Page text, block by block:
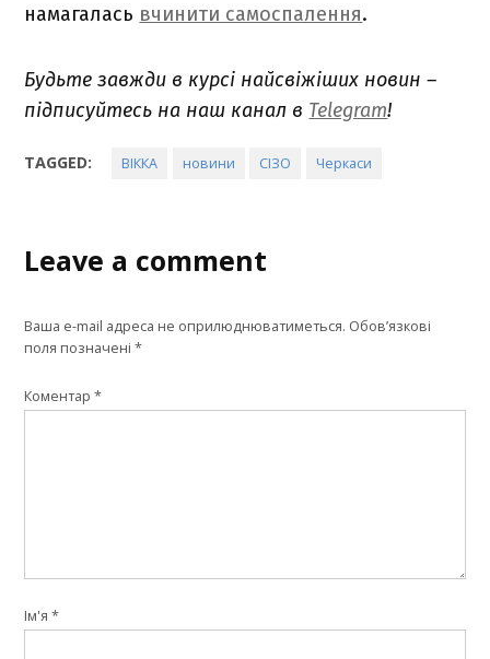
намагалась вчинити самоспалення.
Будьте завжди в курсі найсвіжіших новин –
підписуйтесь на наш канал в Telegram!
TAGGED: ВІККА новини СІЗО Черкаси
Leave a comment
Ваша e-mail адреса не оприлюднюватиметься. Обов’язкові
поля позначені*
Коментар*
Ім'я*